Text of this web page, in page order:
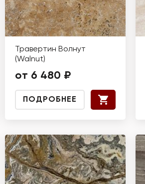
Травертин Волнут
(Walnut)
от 6 480 ₽
ПОДРОБНЕЕ